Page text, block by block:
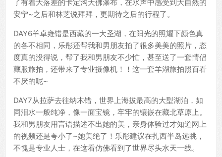
了有着大落差的卡定沟天佛瀑布，在水声中感受到大自然的
安宁~之后和林芝说拜拜，更期待之后的行程了。
DAY6羊卓雍错是西藏的一大圣湖，在阳光的照耀下颜色真
的各不相同，乐彤还帮我和男朋友拍了很多美美的照片，态
度真的没得说，帮了我和男朋友不少忙，甚至送了一套情侣
藏服旅拍，还带来了专业摄像机！！这一套羊湖旅拍照百看
不厌的呢~
DAY7从拉萨去往纳木错，世界上海拔最高的大型湖泊，如
同泪水一般纯净，像一面宝镜，牢牢的镶嵌在藏北草原上。
我和男朋友用言语描述不出她的美，亲身体验过才知道网上
的视频还是夸小了~她美绝了！乐彤建议在扎西半岛远眺，
不愧是专业人士，在这看仿佛看到了世界尽头水天一线。